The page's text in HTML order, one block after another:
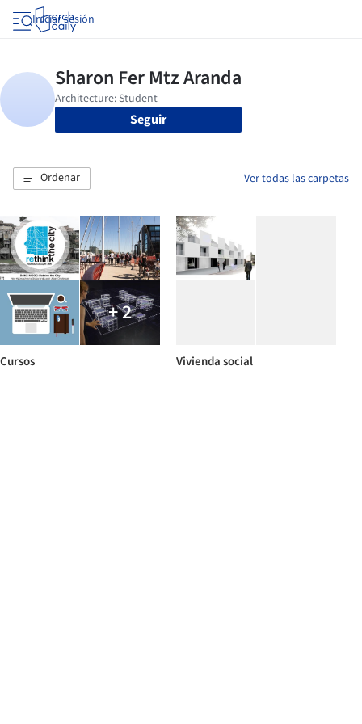
Iniciar sesión
Seguir
Ordenar Ver todas las carpetas
+ 2
Cursos Vivienda social